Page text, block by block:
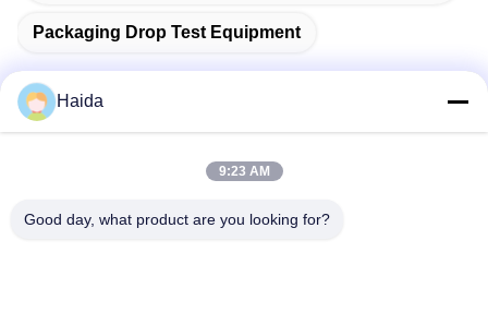
Packaging Drop Test Equipment
ที่อยู่
Haida
9:23 AM
Good day, what product are you looking for?